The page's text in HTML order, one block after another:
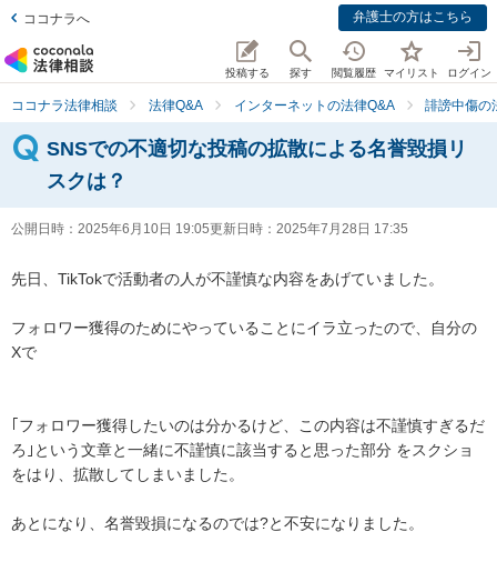
ココナラへ 弁護士の方はこちら
投稿する 探す 閲覧履歴 マイリスト ログイン
ココナラ法律相談 法律Q&A インターネットの法律Q&A 誹謗中傷の
SNSでの不適切な投稿の拡散による名誉毀損リ
スクは？
公開日時： 2025年6月10日 19:05更新日時： 2025年7月28日 17:35
先日、TikTokで活動者の人が不謹慎な内容をあげていました。
フォロワー獲得のためにやっていることにイラ立ったので、自分の
Xで
｢フォロワー獲得したいのは分かるけど、この内容は不謹慎すぎるだ
ろ｣という文章と一緒に不謹慎に該当すると思った部分 をスクショ
をはり、拡散してしまいました。
あとになり、名誉毀損になるのでは?と不安になりました。